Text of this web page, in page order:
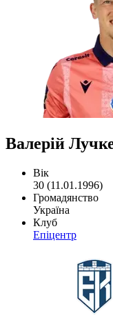
Валерій
Вік
30 (11.01.1996)
Громадянство
Україна
Клуб
Епіцентр